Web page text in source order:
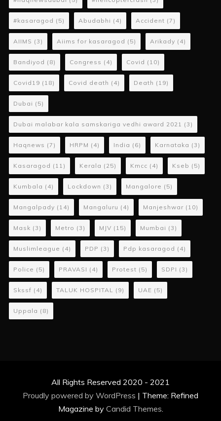
#kasaragod (5) Abudabhi (4) Accident (7)
AIIMS (3) Aiims for kasaragod (5) Arikady (4)
Bandiyod (8) Congress (4) Covid (10)
Covid19 (18) Covid death (4) Death (19)
Dubai (5)
Dubai malabar kala samskariga vedhi award 2021 (3)
Haqnews (7) HRPM (4) India (6) Karnataka (3)
Kasaragod (11) Kerala (25) Kmcc (4) Kseb (5)
Kumbala (4) Lockdown (3) Mangalore (5)
Mangalpady (14) Mangaluru (4) Manjeshwar (10)
Mask (3) Metro (3) MJV (15) Mumbai (3)
Muslimleague (4) PDP (3) Pdp kasaragod (4)
Police (5) PRAVASI (4) Protest (5) SDPI (3)
Skssf (4) TALUK HOSPITAL (9) UAE (5)
Uppala (8)
All Rights Reserved 2020 - 2021
Proudly powered by WordPress | Theme: Refined
Magazine by Candid Themes.